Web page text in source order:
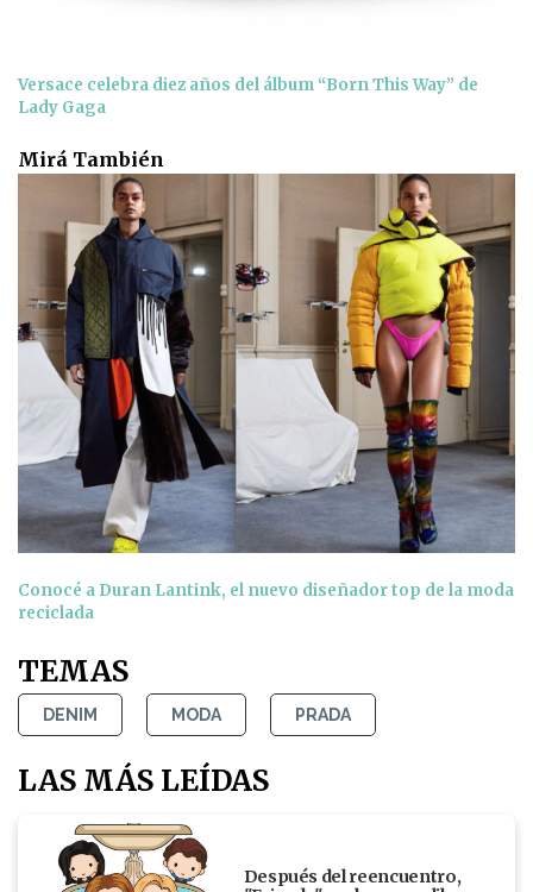
Versace celebra diez años del álbum “Born This Way” de
Lady Gaga
Mirá También
Conocé a Duran Lantink, el nuevo diseñador top de la moda
reciclada
TEMAS
DENIM MODA PRADA
LAS MÁS LEÍDAS
Después del reencuentro,